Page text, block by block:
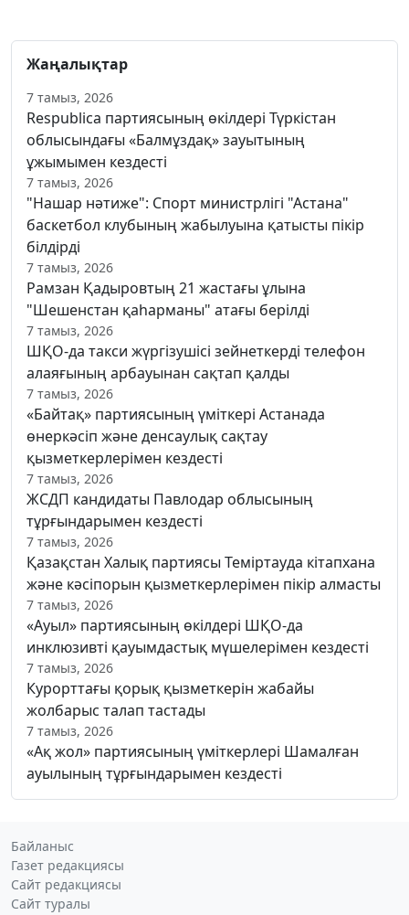
Жаңалықтар
7 тамыз, 2026
Respublica партиясының өкілдері Түркістан
облысындағы «Балмұздақ» зауытының
ұжымымен кездесті
7 тамыз, 2026
"Нашар нәтиже": Спорт министрлігі "Астана"
баскетбол клубының жабылуына қатысты пікір
білдірді
7 тамыз, 2026
Рамзан Қадыровтың 21 жастағы ұлына
"Шешенстан қаһарманы" атағы берілді
7 тамыз, 2026
ШҚО-да такси жүргізушісі зейнеткерді телефон
алаяғының арбауынан сақтап қалды
7 тамыз, 2026
«Байтақ» партиясының үміткері Астанада
өнеркәсіп және денсаулық сақтау
қызметкерлерімен кездесті
7 тамыз, 2026
ЖСДП кандидаты Павлодар облысының
тұрғындарымен кездесті
7 тамыз, 2026
Қазақстан Халық партиясы Теміртауда кітапхана
және кәсіпорын қызметкерлерімен пікір алмасты
7 тамыз, 2026
«Ауыл» партиясының өкілдері ШҚО-да
инклюзивті қауымдастық мүшелерімен кездесті
7 тамыз, 2026
Курорттағы қорық қызметкерін жабайы
жолбарыс талап тастады
7 тамыз, 2026
«Ақ жол» партиясының үміткерлері Шамалған
ауылының тұрғындарымен кездесті
Байланыс
Газет редакциясы
Сайт редакциясы
Сайт туралы